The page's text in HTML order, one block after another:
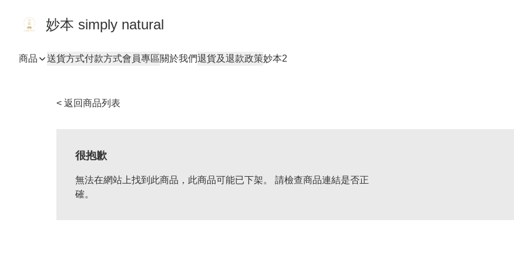
妙本 simply natural
商品 送貨方式付款方式會員專區關於我們退貨及退款政策妙本2
< 返回商品列表
很抱歉
無法在網站上找到此商品，此商品可能已下架。 請檢查商品連結是否正
確。